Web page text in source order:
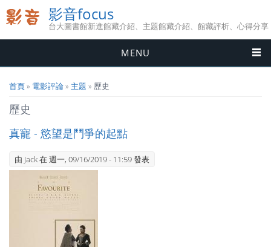
影音focus
台大圖書館新進館藏介紹、主題館藏介紹、館藏評析、心得分享
MENU
您在這裡
首頁» 電影評論» 主題 » 歷史
歷史
真寵 - 慾望是鬥爭的起點
由 Jack在 週一, 09/16/2019 - 11:59 發表